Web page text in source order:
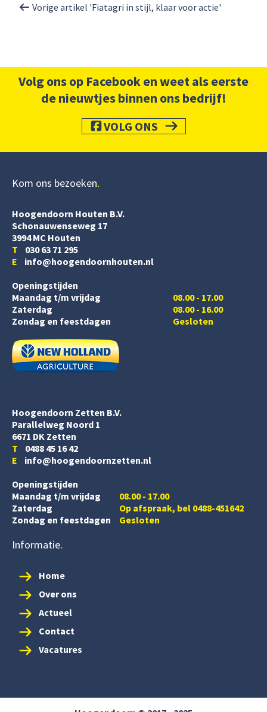
Vorige artikel 'Fiatagri in stijl, klaar voor actie'
Volg ons op Facebook en weet als eerste
de nieuwtjes binnen ons bedrijf!
VOLG ONS
Kom ons bezoeken
Hoogendoorn Houten B.V.
Schonauwenseweg 17
3994 MC Houten
T 030 63 71 295
E info@hoogendoornhouten.nl
Openingstijden
Maandag t/m vrijdag
Zaterdag
08.00 - 17.00
08.00 - 16.00
Zondag en feestdagen
Gesloten
Hoogendoorn Zetten B.V.
Parallelweg Noord 1
6671 DK Zetten
T 0488 45 16 42
E info@hoogendoornzetten.nl
Openingstijden
Maandag t/m vrijdag
08.00 - 17.00
Zaterdag
Op afspraak, bel 0488-451642
Zondag en feestdagen
Gesloten
Informatie
Home
Over ons
Actueel
Contact
Vacatures